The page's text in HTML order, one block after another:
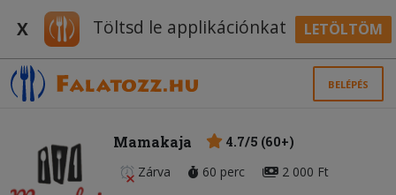
X Töltsd le applikációnkat LETÖLTÖM
BELÉPÉS
Mamakaja
4.7/5 (60+)
Zárva
60 perc 2 000 Ft